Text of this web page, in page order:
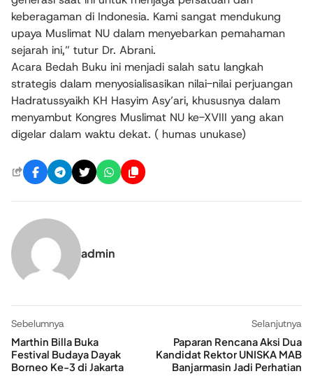
keberagaman di Indonesia. Kami sangat mendukung
upaya Muslimat NU dalam menyebarkan pemahaman
sejarah ini,” tutur Dr. Abrani.
Acara Bedah Buku ini menjadi salah satu langkah
strategis dalam menyosialisasikan nilai-nilai perjuangan
Hadratussyaikh KH Hasyim Asy’ari, khususnya dalam
menyambut Kongres Muslimat NU ke-XVIII yang akan
digelar dalam waktu dekat. ( humas unukase)
admin
Sebelumnya
Marthin Billa Buka
Festival Budaya Dayak
Borneo Ke-3 di Jakarta
Selanjutnya
Paparan Rencana Aksi Dua
Kandidat Rektor UNISKA MAB
Banjarmasin Jadi Perhatian